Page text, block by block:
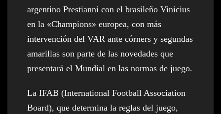
argentino Prestianni con el brasileño Vinicius
en la «Champions» europea, con más
intervención del VAR ante córners y segundas
amarillas son parte de las novedades que
presentará el Mundial en las normas de juego.
La IFAB (International Football Association
Board), que determina la reglas del juego,